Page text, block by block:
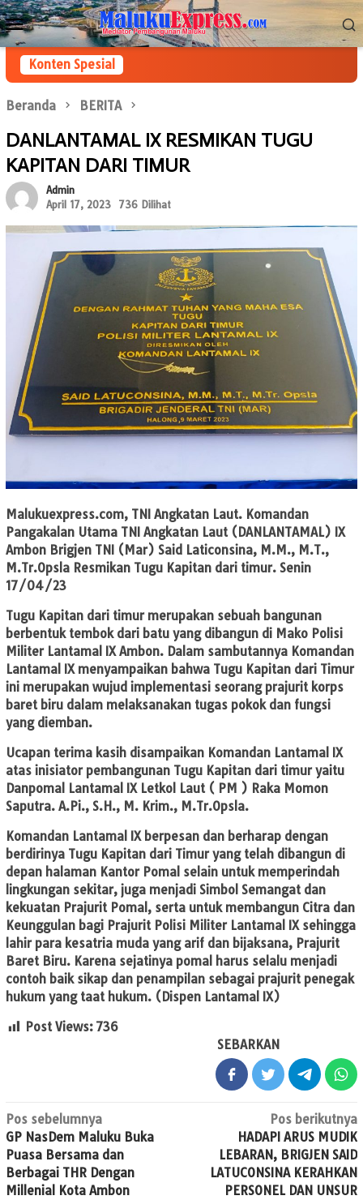
Loncat
ke
konten
Menu
Mobile
Konten Spesial
Beranda BERITA
DANLANTAMAL IX RESMIKAN TUGU
KAPITAN DARI TIMUR
Admin
April 17, 2023
736 Dilihat
Malukuexpress.com, TNI Angkatan Laut. Komandan
Pangakalan Utama TNI Angkatan Laut (DANLANTAMAL) IX
Ambon Brigjen TNI (Mar) Said Laticonsina, M.M., M.T.,
M.Tr.Opsla Resmikan Tugu Kapitan dari timur. Senin
17/04/23
Tugu Kapitan dari timur merupakan sebuah bangunan
berbentuk tembok dari batu yang dibangun di Mako Polisi
Militer Lantamal IX Ambon. Dalam sambutannya Komandan
Lantamal IX menyampaikan bahwa Tugu Kapitan dari Timur
ini merupakan wujud implementasi seorang prajurit korps
baret biru dalam melaksanakan tugas pokok dan fungsi
yang diemban.
Ucapan terima kasih disampaikan Komandan Lantamal IX
atas inisiator pembangunan Tugu Kapitan dari timur yaitu
Danpomal Lantamal IX Letkol Laut ( PM ) Raka Momon
Saputra. A.Pi., S.H., M. Krim., M.Tr.Opsla.
Komandan Lantamal IX berpesan dan berharap dengan
berdirinya Tugu Kapitan dari Timur yang telah dibangun di
depan halaman Kantor Pomal selain untuk memperindah
lingkungan sekitar, juga menjadi Simbol Semangat dan
kekuatan Prajurit Pomal, serta untuk membangun Citra dan
Keunggulan bagi Prajurit Polisi Militer Lantamal IX sehingga
lahir para kesatria muda yang arif dan bijaksana, Prajurit
Baret Biru. Karena sejatinya pomal harus selalu menjadi
contoh baik sikap dan penampilan sebagai prajurit penegak
hukum yang taat hukum. (Dispen Lantamal IX)
Post Views: 736
SEBARKAN
Navigasi
pos
Pos sebelumnya
GP NasDem Maluku Buka
Puasa Bersama dan
Berbagai THR Dengan
Millenial Kota Ambon
Pos berikutnya
HADAPI ARUS MUDIK
LEBARAN, BRIGJEN SAID
LATUCONSINA KERAHKAN
PERSONEL DAN UNSUR